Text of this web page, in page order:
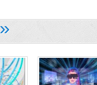
»